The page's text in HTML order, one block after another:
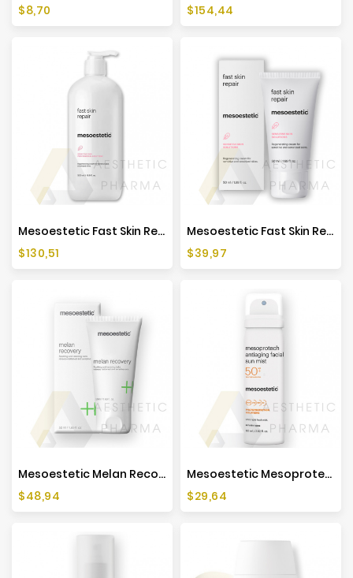
Cena
$8,70
Cena
$154,44
Mesoestetic Fast Skin Repair - 500ml
Cena
$130,51
Mesoestetic Fast Skin Repair - 50ml
Cena
$39,97
Mesoestetic Melan Recovery - 50ml
Cena
$48,94
Mesoestetic Mesoprotech Antiaging Facial Sun Mist SPF 50+ - 60ml
Cena
$29,64